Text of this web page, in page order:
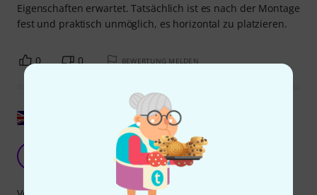
Eigenschaften erwartet. Tatsächlich ist es nach der Montage
fest und praktisch unmöglich, es horizontal zu platzieren.
0 0 BEWERTUNG MELDEN
Hat getan, was es sollte.
Rick. 01.02.2018